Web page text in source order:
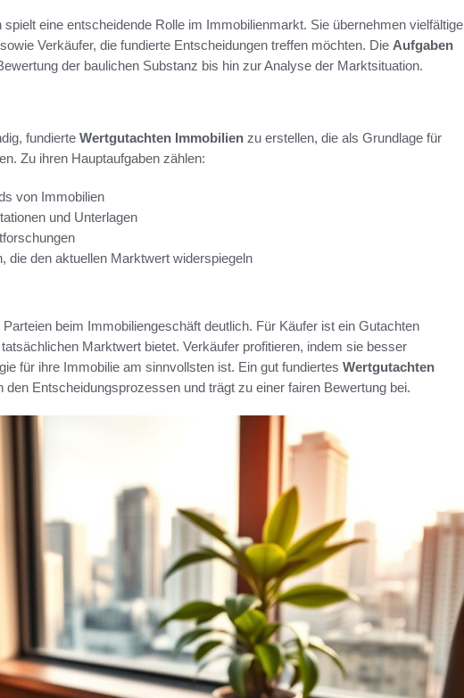
eine entscheidende Rolle im Immobilienmarkt. Sie übernehmen vielfältige
Verkäufer, die fundierte Entscheidungen treffen möchten. Die Aufgaben
der baulichen Substanz bis hin zur Analyse der Marktsituation.
fundierte Wertgutachten Immobilien zu erstellen, die als Grundlage für
Zu ihren Hauptaufgaben zählen:
von Immobilien
und Unterlagen
die den aktuellen Marktwert widerspiegeln
Parteien beim Immobiliengeschäft deutlich. Für Käufer ist ein Gutachten
Marktwert bietet. Verkäufer profitieren, indem sie besser
für ihre Immobilie am sinnvollsten ist. Ein gut fundiertes Wertgutachten
den Entscheidungsprozessen und trägt zu einer fairen Bewertung bei.